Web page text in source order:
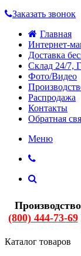
Заказать звонок
Главная
Интернет-
Доставка
Склад 24/7,
Фото/Видео
Распродажа
Контакты
Обратная
Меню
(800) 444-73-69
Каталог товаров